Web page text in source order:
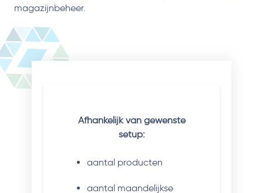
magazijnbeheer.
Afhankelijk van gewenste
setup:
aantal producten
aantal maandelijkse